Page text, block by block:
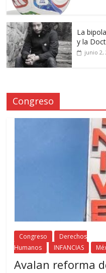
La
y la
junio 2,
Congreso
Congreso
Derechos
Humanos
INFANCIAS
Avalan reforma